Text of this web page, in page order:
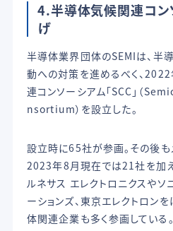
4.半導体気候関連コン
げ
半導体業界団体のSEMIは、半
動への対策を進めるべく、
連コンソーシアム「SCC」（
nsortium）を設立した。
設立時に65社が参画。その後も
2023年8月現在では21社を加
ルネサス エレクトロニクスやソ
ーションズ、東京エレクトロン
体関連企業も多く参画している。